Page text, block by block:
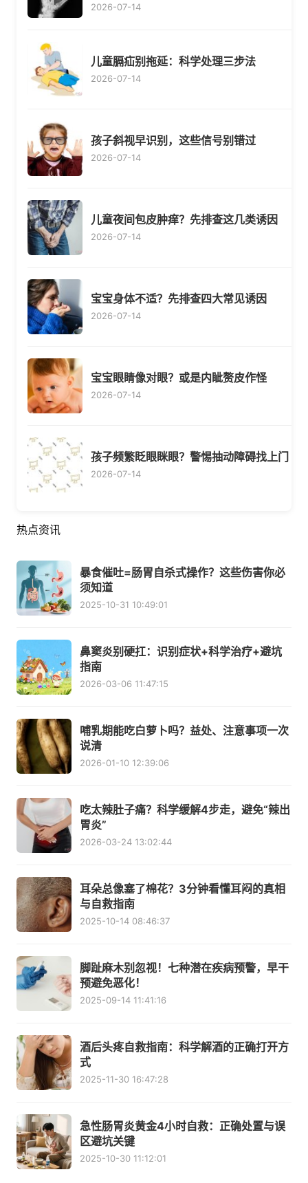
2026-07-14
儿童膈疝别拖延：科学处理三步法
2026-07-14
孩子斜视早识别，这些信号别错过
2026-07-14
儿童夜间包皮肿痒？先排查这几类诱因
2026-07-14
宝宝身体不适？先排查四大常见诱因
2026-07-14
宝宝眼睛像对眼？或是内眦赘皮作怪
2026-07-14
孩子频繁眨眼眯眼？警惕抽动障碍找上门
2026-07-14
热点资讯
暴食催吐=肠胃自杀式操作？这些伤害你必
须知道
2025-10-31 10:49:01
鼻窦炎别硬扛：识别症状+科学治疗+避坑
指南
2026-03-06 11:47:15
哺乳期能吃白萝卜吗？益处、注意事项一次
说清
2026-01-10 12:39:06
吃太辣肚子痛？科学缓解4步走，避免“辣出
胃炎”
2026-03-24 13:02:44
耳朵总像塞了棉花？3分钟看懂耳闷的真相
与自救指南
2025-10-14 08:46:37
脚趾麻木别忽视！七种潜在疾病预警，早干
预避免恶化！
2025-09-14 11:41:16
酒后头疼自救指南：科学解酒的正确打开方
式
2025-11-30 16:47:28
急性肠胃炎黄金4小时自救：正确处置与误
区避坑关键
2025-10-30 11:12:01